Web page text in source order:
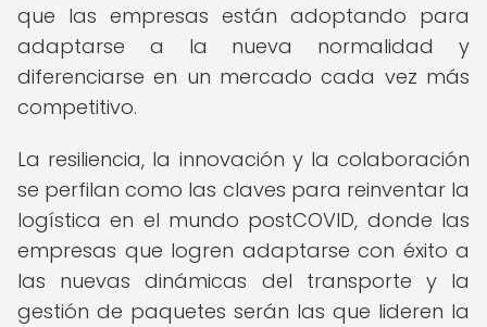
que las empresas están adoptando para
adaptarse a la nueva normalidad y
diferenciarse en un mercado cada vez más
competitivo.
La resiliencia, la innovación y la colaboración
se perfilan como las claves para reinventar la
logística en el mundo postCOVID, donde las
empresas que logren adaptarse con éxito a
las nuevas dinámicas del transporte y la
gestión de paquetes serán las que lideren la